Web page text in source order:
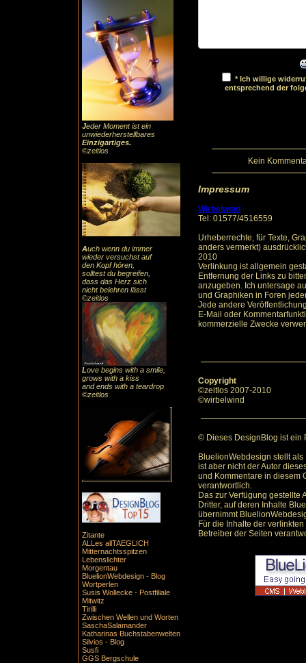
Jeder Moment ist ein
unwiederherstellbares
Einzigartiges.
©zeitlos
Auch wenn du immer
wieder versuchst auf
den Kopf hören,
solltest du begreifen,
dass das Herz sich
nicht belehren lässt
©zeitlos
Love begins with a smile,
grows with a kiss
and ends with a teardrop
©zeitlos
Zitante
ALLes allTAEGLICH
Mitternachtsspitzen
Lebenslichter
Morgentau
BluelionWebdesign - Blog
Wortperlen
Susis Wollecke - Postfiliale
Mitwitz
Tirilli
Zwischen Wellen und Worten
SaschaSalamander
Katharinas Buchstabenwelten
Silvios - Blog
Susfi
GGS Bergschule
* Ich willige
entsprechend der
Kein
Impressum
Wirbelwind
Tel: 01577/4516559
Urheberrechte, für Texte,
anders vermerkt)
2010
Verlinkung ist allgemein
Entfernung der Links zu
anzugeben. Ich untersage
und Graphiken in Foren
Jede andere
E-Mail oder
kommerzielle Zwecke
Copyright
©zeitlos 2007-2010
©wirbelwind
© Dieses DesignBlog ist ein
BluelionWebdesign stellt
ist aber nicht der Autor
und Kommentare in diesem
verantwortlich.
Das zur Verfügung gestellte
Dritter, auf deren Inhalte
übernimmt
Für die Inhalte der
Betreiber der Seiten